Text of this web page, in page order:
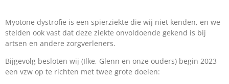
Myotone dystrofie is een spierziekte die wij niet kenden, en we
stelden ook vast dat deze ziekte onvoldoende gekend is bij
artsen en andere zorgverleners.
Bijgevolg besloten wij (Ilke, Glenn en onze ouders) begin 2023
een vzw op te richten met twee grote doelen: